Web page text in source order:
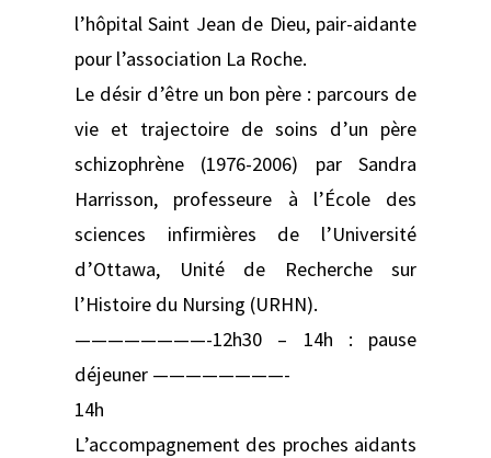
l’hôpital Saint Jean de Dieu, pair-aidante
pour l’association La Roche.
Le désir d’être un bon père : parcours de
vie et trajectoire de soins d’un père
schizophrène (1976-2006) par Sandra
Harrisson, professeure à l’École des
sciences infirmières de l’Université
d’Ottawa, Unité de Recherche sur
l’Histoire du Nursing (URHN).
————————-12h30 – 14h : pause
déjeuner ————————-
14h
L’accompagnement des proches aidants